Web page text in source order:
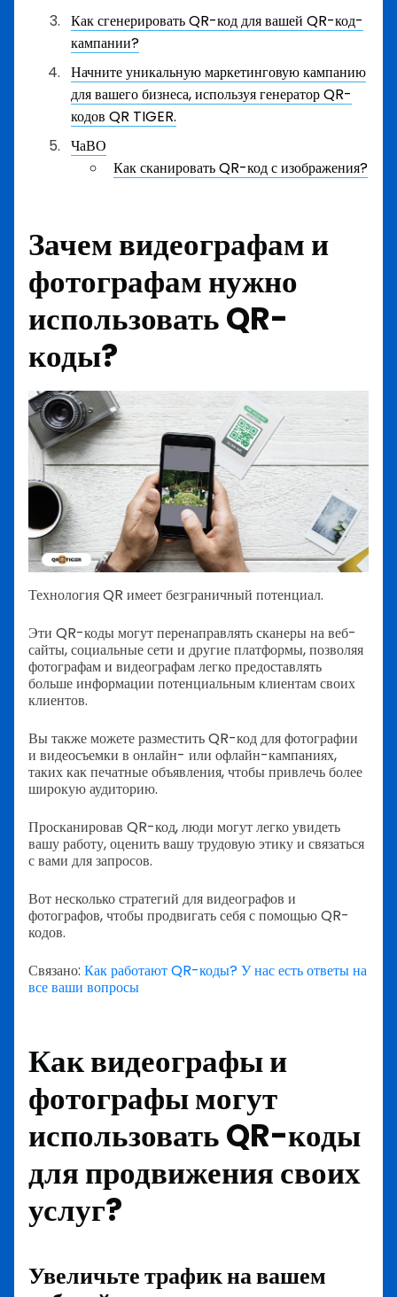
Как сгенерировать QR-код для вашей QR-код-
кампании?
Начните уникальную маркетинговую кампанию
для вашего бизнеса, используя генератор QR-
кодов QR TIGER.
ЧаВО
Как сканировать QR-код с изображения?
Зачем видеографам и
фотографам нужно
использовать QR-
коды?
Технология QR имеет безграничный потенциал.
Эти QR-коды могут перенаправлять сканеры на веб-
сайты, социальные сети и другие платформы, позволяя
фотографам и видеографам легко предоставлять
больше информации потенциальным клиентам своих
клиентов.
Вы также можете разместить QR-код для фотографии
и видеосъемки в онлайн- или офлайн-кампаниях,
таких как печатные объявления, чтобы привлечь более
широкую аудиторию.
Просканировав QR-код, люди могут легко увидеть
вашу работу, оценить вашу трудовую этику и связаться
с вами для запросов.
Вот несколько стратегий для видеографов и
фотографов, чтобы продвигать себя с помощью QR-
кодов.
Связано: Как работают QR-коды? У нас есть ответы на
все ваши вопросы
Как видеографы и
фотографы могут
использовать QR-коды
для продвижения своих
услуг?
Увеличьте трафик на вашем